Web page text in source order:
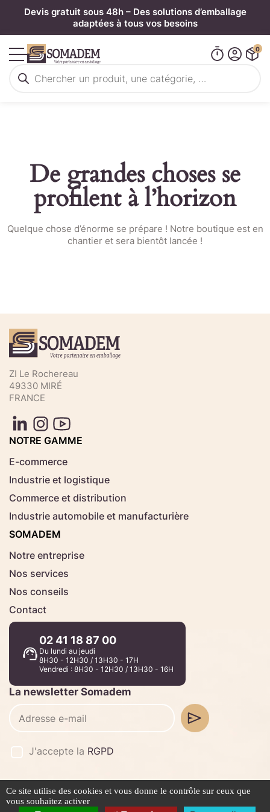
Devis gratuit sous 48h – Des solutions d’emballage
adaptées à tous vos besoins
de
0
De grandes choses se
profilent à l’horizon
Quelque chose d’énorme se prépare ! Notre boutique est en
chantier et sera bientôt lancée !
commande rapide
Aucun fichier
Télécharger
ZI Le Rochereau
49330 MIRÉ
FRANCE
NOTRE GAMME
E-commerce
Industrie et logistique
Commerce et distribution
Industrie automobile et manufacturière
SOMADEM
Notre entreprise
Nos services
Nos conseils
Contact
02 41 18 87 00
Du lundi au jeudi
8H30 - 12H30 / 13H30 - 17H
Vendredi : 8H30 - 12H30 / 13H30 - 16H
La newsletter Somadem
J'accepte la RGPD
©2026 -Stafe.fr
Mentions légales
Politique de confidentialité
Panneau de gestion des cookies
Ce site utilise des cookies et vous donne le contrôle sur ceux que
vous souhaitez activer